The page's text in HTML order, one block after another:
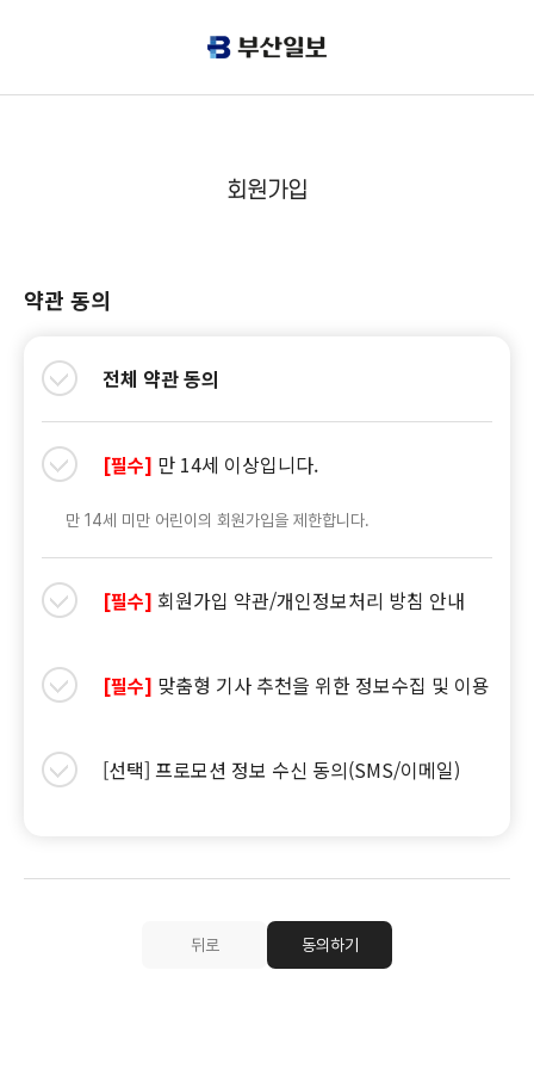
회원가입
약관 동의
전체 약관 동의
[필수] 만 14세 이상입니다.
만 14세 미만 어린이의 회원가입을 제한합니다.
[필수] 회원가입 약관/개인정보처리 방침 안내
[필수] 맞춤형 기사 추천을 위한 정보수집 및 이용
[선택] 프로모션 정보 수신 동의(SMS/이메일)
뒤로